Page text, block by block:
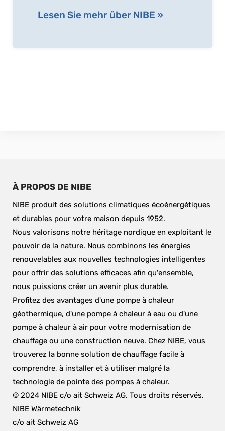
Lesen Sie mehr über NIBE »
À PROPOS DE NIBE
NIBE produit des solutions climatiques écoénergétiques
et durables pour votre maison depuis 1952.
Nous valorisons notre héritage nordique en exploitant le
pouvoir de la nature. Nous combinons les énergies
renouvelables aux nouvelles technologies intelligentes
pour offrir des solutions efficaces afin qu'ensemble,
nous puissions créer un avenir plus durable.
Profitez des avantages d'une pompe à chaleur
géothermique, d'une pompe à chaleur à eau ou d'une
pompe à chaleur à air pour votre modernisation de
chauffage ou une construction neuve. Chez NIBE, vous
trouverez la bonne solution de chauffage facile à
comprendre, à installer et à utiliser malgré la
technologie de pointe des pompes à chaleur.
© 2024 NIBE c/o ait Schweiz AG. Tous droits réservés.
NIBE Wärmetechnik
c/o ait Schweiz AG